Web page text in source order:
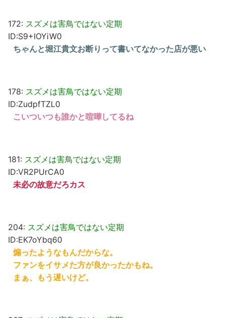
172: スズメは害鳥ではない定期
ID:S9+IOYiW0
ちゃんと堀江貴文お断りって書いてなかった店が悪い
178: スズメは害鳥ではない定期
ID:ZudpfTZL0
こいついつも誰かと喧嘩してるね
181: スズメは害鳥ではない定期
ID:VR2PUrCA0
未必の故意だろカス
204: スズメは害鳥ではない定期
ID:EK7oYbq60
煽ったようなもんだからな。
ファンをイサメた方が良かったかもね。
まぁ、もう遅いけど。